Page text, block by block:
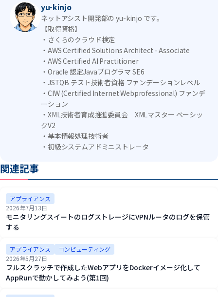
yu-kinjo
ネットアシスト開発部の yu-kinjo です。
【取得資格】
・さくらのクラウド検定
・AWS Certified Solutions Architect - Associate
・AWS Certified AI Practitioner
・Oracle 認定Javaプログラマ SE6
・JSTQB テスト技術者資格 ファンデーションレベル
・CIW (Certified Internet Webprofessional) ファンデ
ーション
・XML技術者育成推進委員会 XMLマスター ベーシッ
クV2
・基本情報処理技術者
・初級システムアドミニストレータ
関連記事
アプライアンス
2026年7月13日
モニタリングスイートのログストレージにVPNルータのログを保管
する
アプライアンス
コンピューティング
2026年5月27日
フルスクラッチで作成したWebアプリをDockerイメージ化して
AppRunで動かしてみよう(第1回)